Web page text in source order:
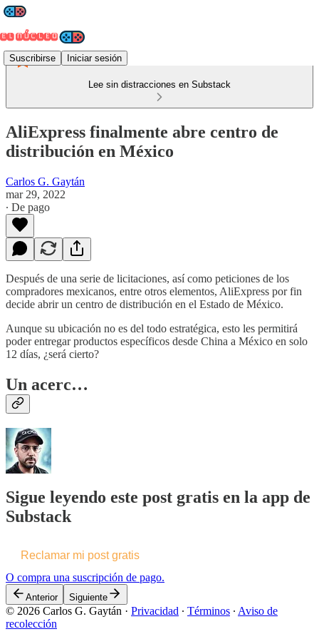
Suscribirse Iniciar sesión
Lee sin distracciones en Substack
AliExpress finalmente abre centro de
distribución en México
Carlos G. Gaytán
mar 29, 2022
∙ De pago
Después de una serie de licitaciones, así como peticiones de los
compradores mexicanos, entre otros elementos, AliExpress por fin
decide abrir un centro de distribución en el Estado de México.
Aunque su ubicación no es del todo estratégica, esto les permitirá
poder entregar productos específicos desde China a México en solo
12 días, ¿será cierto?
Un acerc…
Sigue leyendo este post gratis en la app de
Substack
Reclamar mi post gratis
O compra una suscripción de pago.
Anterior Siguiente
© 2026 Carlos G. Gaytán · Privacidad ∙ Términos ∙ Aviso de
recolección